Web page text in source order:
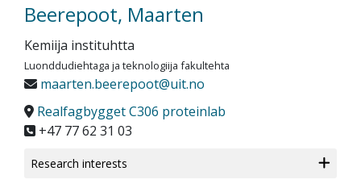
Beerepoot, Maarten
Kemiija instituhtta
Luonddudiehtaga ja teknologiija fakultehta
maarten.beerepoot@uit.no
Realfagbygget C306 proteinlab
+47 77 62 31 03
Research interests